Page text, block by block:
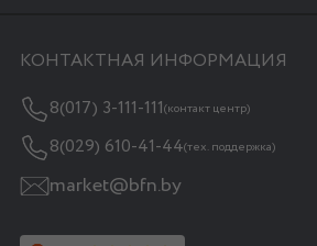
КОНТАКТНАЯ ИНФОРМАЦИЯ
8(017) 3-111-111(контакт центр)
8(029) 610-41-44(тех. поддержка)
market@bfn.by